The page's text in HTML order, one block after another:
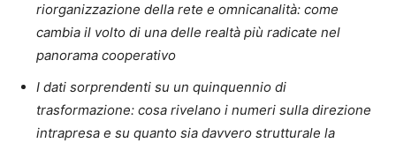
riorganizzazione della rete e omnicanalità: come
cambia il volto di una delle realtà più radicate nel
panorama cooperativo
I dati sorprendenti su un quinquennio di
trasformazione: cosa rivelano i numeri sulla direzione
intrapresa e su quanto sia davvero strutturale la